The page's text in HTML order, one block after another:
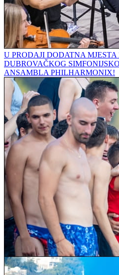
U PRODAJI DODATNA
DUBROVAČKOG
ANSAMBLA PHILHARMONIX!